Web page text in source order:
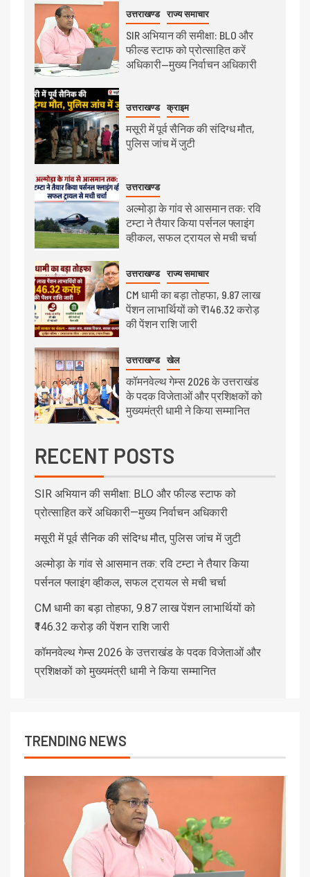
उत्तराखण्ड राज्य समाचार
SIR अभियान की समीक्षा: BLO और
फील्ड स्टाफ को प्रोत्साहित करें
अधिकारी—मुख्य निर्वाचन अधिकारी
उत्तराखण्ड क्राइम
मसूरी में पूर्व सैनिक की संदिग्ध मौत,
पुलिस जांच में जुटी
उत्तराखण्ड
अल्मोड़ा के गांव से आसमान तक: रवि
टम्टा ने तैयार किया पर्सनल फ्लाइंग
व्हीकल, सफल ट्रायल से मची चर्चा
उत्तराखण्ड राज्य समाचार
CM धामी का बड़ा तोहफा, 9.87 लाख
पेंशन लाभार्थियों को ₹146.32 करोड़
की पेंशन राशि जारी
उत्तराखण्ड खेल
कॉमनवेल्थ गेम्स 2026 के उत्तराखंड
के पदक विजेताओं और प्रशिक्षकों को
मुख्यमंत्री धामी ने किया सम्मानित
RECENT POSTS
SIR अभियान की समीक्षा: BLO और फील्ड स्टाफ को
प्रोत्साहित करें अधिकारी—मुख्य निर्वाचन अधिकारी
मसूरी में पूर्व सैनिक की संदिग्ध मौत, पुलिस जांच में जुटी
अल्मोड़ा के गांव से आसमान तक: रवि टम्टा ने तैयार किया
पर्सनल फ्लाइंग व्हीकल, सफल ट्रायल से मची चर्चा
CM धामी का बड़ा तोहफा, 9.87 लाख पेंशन लाभार्थियों को
₹146.32 करोड़ की पेंशन राशि जारी
कॉमनवेल्थ गेम्स 2026 के उत्तराखंड के पदक विजेताओं और
प्रशिक्षकों को मुख्यमंत्री धामी ने किया सम्मानित
TRENDING NEWS